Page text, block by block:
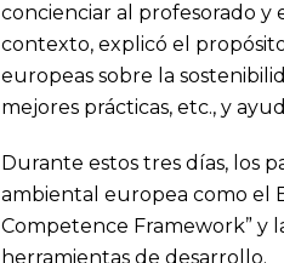
concienciar al profesorado y
contexto, explicó el
europeas sobre la
mejores prácticas, etc., y
Durante estos tres días, los
ambiental europea como el
Competence Framework” y
herramientas de desarrollo.